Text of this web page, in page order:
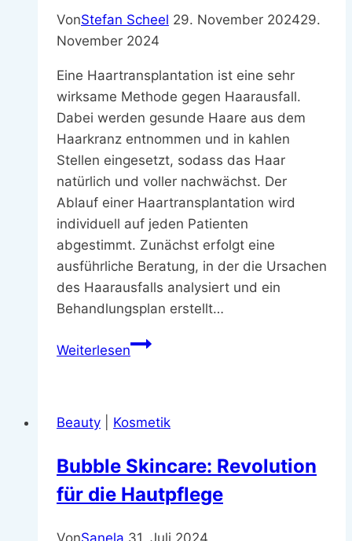
VonStefan Scheel 29. November 202429.
November 2024
Eine Haartransplantation ist eine sehr
wirksame Methode gegen Haarausfall.
Dabei werden gesunde Haare aus dem
Haarkranz entnommen und in kahlen
Stellen eingesetzt, sodass das Haar
natürlich und voller nachwächst. Der
Ablauf einer Haartransplantation wird
individuell auf jeden Patienten
abgestimmt. Zunächst erfolgt eine
ausführliche Beratung, in der die Ursachen
des Haarausfalls analysiert und ein
Behandlungsplan erstellt…
WeiterlesenWie
|
Beauty Kosmetik
Bubble Skincare: Revolution
für die Hautpflege
VonSanela 31. Juli 2024